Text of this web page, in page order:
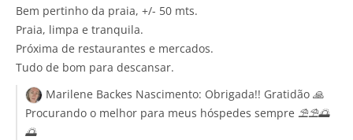
Bem pertinho da praia, +/- 50 mts.
Praia, limpa e tranquila.
Próxima de restaurantes e mercados.
Tudo de bom para descansar.
Marilene Backes Nascimento: Obrigada!! Gratidão 🙏
Procurando o melhor para meus hóspedes sempre ⛱️⛱️🌅
🌅